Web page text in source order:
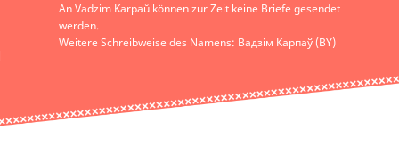
An Vadzim Karpaŭ können zur Zeit keine Briefe gesendet
werden.
Weitere Schreibweise des Namens: Вадзім Карпаў (BY)